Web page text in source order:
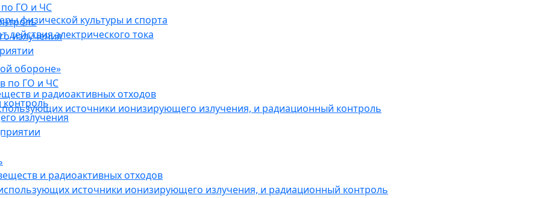
ГО и ЧС
излучения
и радиоактивных отходов
источники ионизирующего излучения, и радиационный контроль
физической культуры и спорта
электрического тока
обороне»
по ГО и ЧС
контроль
излучения
и радиоактивных отходов
источники ионизирующего излучения, и радиационный контроль